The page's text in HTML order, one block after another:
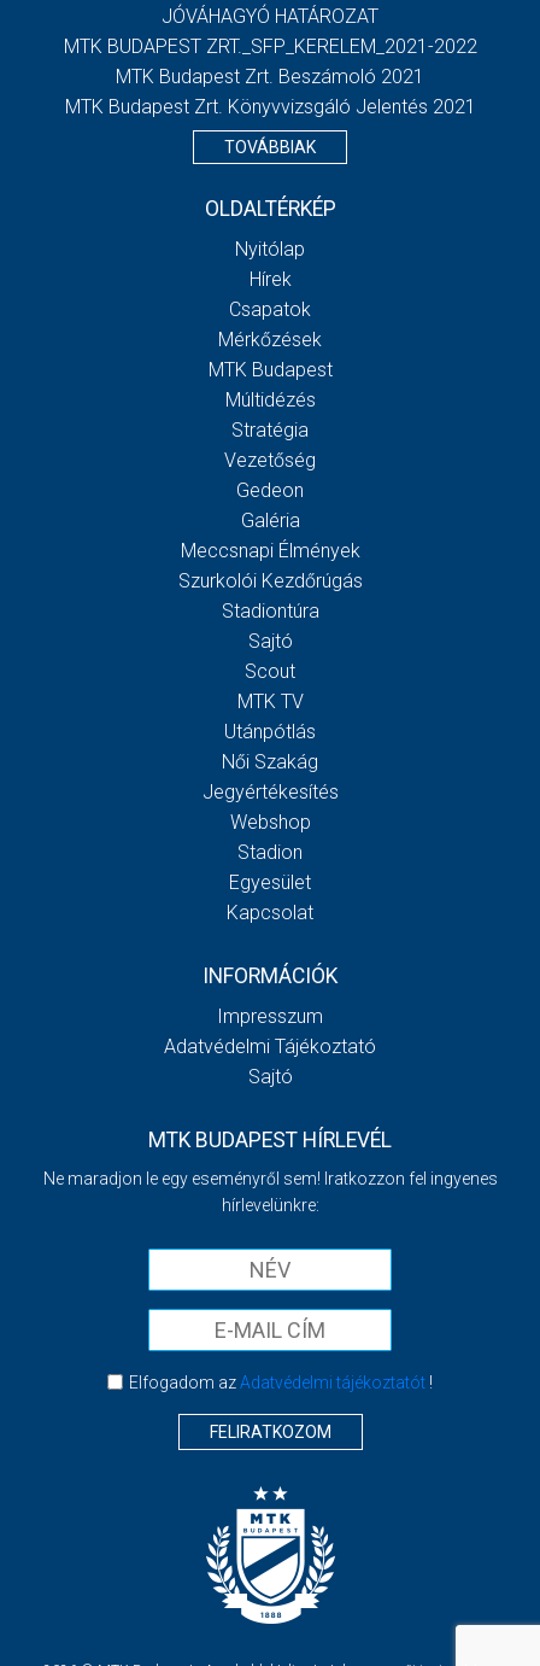
JÓVÁHAGYÓ HATÁROZAT
MTK BUDAPEST ZRT._SFP_KERELEM_2021-2022
MTK Budapest Zrt. Beszámoló 2021
MTK Budapest Zrt. Könyvvizsgáló Jelentés 2021
TOVÁBBIAK
OLDALTÉRKÉP
Nyitólap
Hírek
Csapatok
Mérkőzések
MTK Budapest
Múltidézés
Stratégia
Vezetőség
Gedeon
Galéria
Meccsnapi Élmények
Szurkolói Kezdőrúgás
Stadiontúra
Sajtó
Scout
MTK TV
Utánpótlás
Női Szakág
Jegyértékesítés
Webshop
Stadion
Egyesület
Kapcsolat
INFORMÁCIÓK
Impresszum
Adatvédelmi Tájékoztató
Sajtó
MTK BUDAPEST HÍRLEVÉL
Ne maradjon le egy eseményről sem! Iratkozzon fel ingyenes
hírlevelünkre:
Elfogadom azAdatvédelmi tájékoztatót!
FELIRATKOZOM